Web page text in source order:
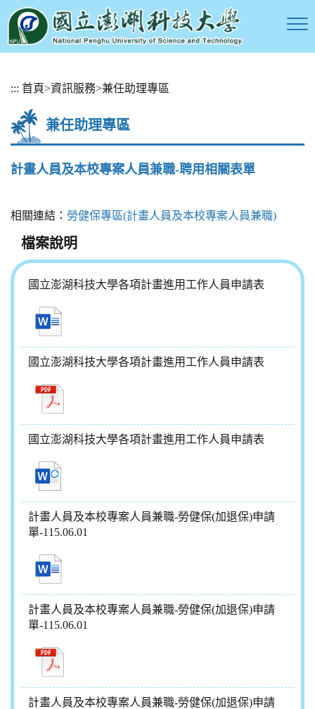
::: 首頁>資訊服務>兼任助理專區
兼任助理專區
計畫人員及本校專案人員兼職-聘用相關表單
相關連結： 勞健保專區(計畫人員及本校專案人員兼職)
檔案說明
國立澎湖科技大學各項計畫進用工作人員申請表
國立澎湖科技大學各項計畫進用工作人員申請表
國立澎湖科技大學各項計畫進用工作人員申請表
計畫人員及本校專案人員兼職-勞健保(加退保)申請
單-115.06.01
計畫人員及本校專案人員兼職-勞健保(加退保)申請
單-115.06.01
計畫人員及本校專案人員兼職-勞健保(加退保)申請